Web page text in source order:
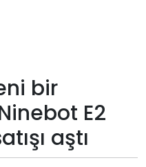
bir
E2
aştı